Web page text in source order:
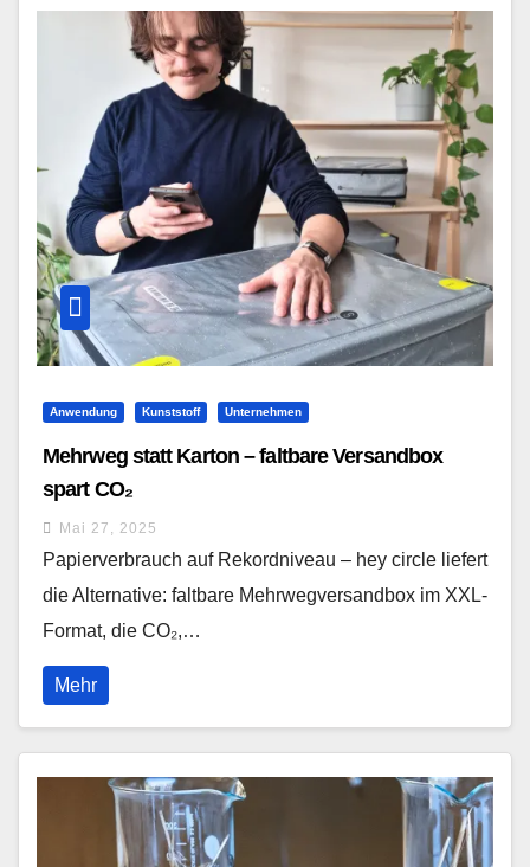
Anwendung Kunststoff Unternehmen
Mehrweg statt Karton – faltbare Versandbox
spart CO₂
Mai 27, 2025
Papierverbrauch auf Rekordniveau – hey circle liefert
die Alternative: faltbare Mehrwegversandbox im XXL-
Format, die CO₂,…
Mehr